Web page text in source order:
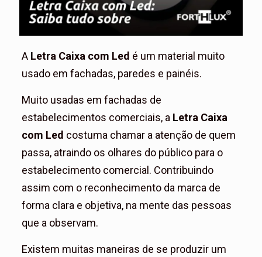
A Letra Caixa com Led é um material muito
usado em fachadas, paredes e painéis.
Muito usadas em fachadas de
estabelecimentos comerciais, a Letra Caixa
com Led costuma chamar a atenção de quem
passa, atraindo os olhares do público para o
estabelecimento comercial. Contribuindo
assim com o reconhecimento da marca de
forma clara e objetiva, na mente das pessoas
que a observam.
Existem muitas maneiras de se produzir um